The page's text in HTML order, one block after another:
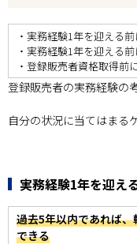
・実務経験1年を迎える
・実務経験1年を迎える
・登録販売者資格取得前
登録販売者の実務経験の
自分の状況に当てはまる
実務経験1年を迎え
過去5年以内であれば
できる